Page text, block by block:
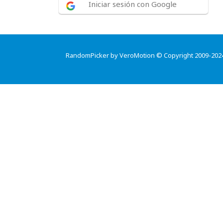
Iniciar sesión con Google
RandomPicker by VeroMotion © Copyright 2009-